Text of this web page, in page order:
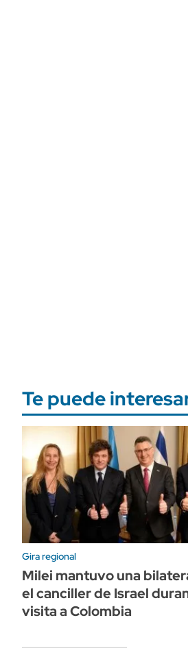
Te puede
Gira regional
Milei mantuvo una
el canciller de Israel
visita a Colombia